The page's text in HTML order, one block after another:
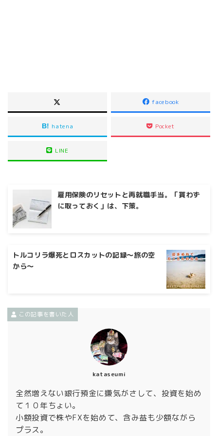
facebook
hatena Pocket
LINE
雇用保険のリセットと再就職手当。「貰わず
に取っておく」は、下策。
トルコリラ爆死とロスカットの記録〜旅の空
から〜
この記事を書いた人
kataseumi
全然増えない銀行預金に嫌気がさして、投資を始め
て１０年ちょい。
小額投資で株やFXを始めて、含み益も少額ながら
プラス。